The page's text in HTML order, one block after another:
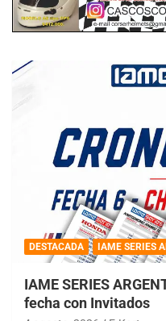
DESTACADA IAME SERIES
IAME SERIES
fecha con Invitados